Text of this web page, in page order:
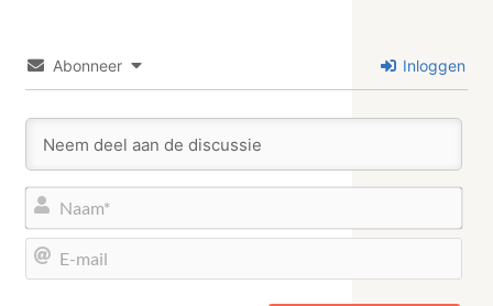
Abonneer Inloggen